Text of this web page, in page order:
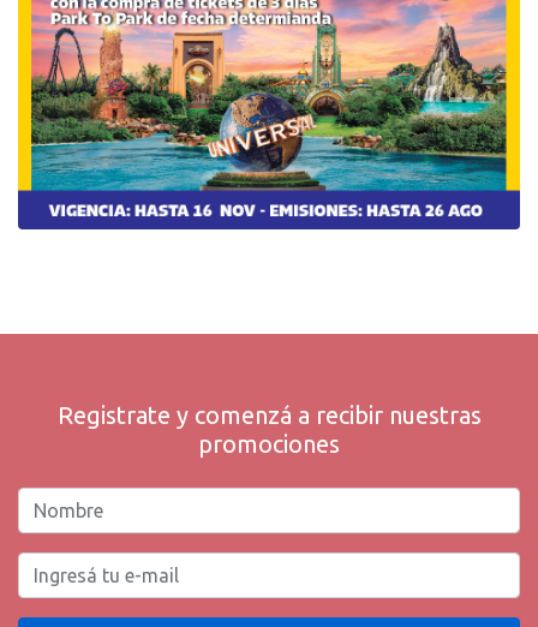
Registrate y comenzá a recibir nuestras
promociones